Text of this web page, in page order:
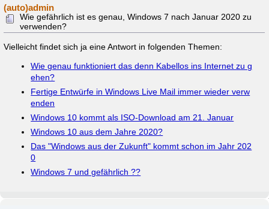
(auto)admin
Wie gefährlich ist es genau, Windows 7 nach Januar 2020 zu
verwenden?
Vielleicht findet sich ja eine Antwort in folgenden Themen:
Wie genau funktioniert das denn Kabellos ins Internet zu g
ehen?
Fertige Entwürfe in Windows Live Mail immer wieder verw
enden
Windows 10 kommt als ISO-Download am 21. Januar
Windows 10 aus dem Jahre 2020?
Das "Windows aus der Zukunft" kommt schon im Jahr 202
0
Windows 7 und gefährlich ??